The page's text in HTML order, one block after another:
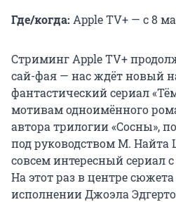
Где/когда: Apple TV+ — с 8
Стриминг Apple TV+
сай-фая — нас ждёт новый
фантастический сериал
мотивам одноимённого
автора трилогии «Сосны»,
под руководством М.
совсем интересный сериал
На этот раз в центре
исполнении Джоэла